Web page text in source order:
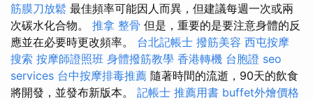
筋膜刀放鬆 最佳頻率可能因人而異，但建議每週​​一次或兩
次碳水化合物。 推拿 整骨 但是，重要的是要注意身體的反
應並在必要時更改頻率。 台北記帳士 撥筋美容 西屯按摩
搜索 按摩師證照班 身體撥筋教學 香港轉機 台胞證 seo
services 台中按摩排毒推薦 隨著時間的流逝，90天的飲食
將開發，並發布新版本。 記帳士 推薦用書 buffet外燴價格